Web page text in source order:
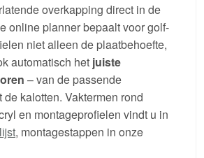
overkapping direct in de
online planner bepaalt voor golf-
niet alleen de plaatbehoefte,
automatisch het juiste
– van de passende
kalotten. Vaktermen rond
en montageprofielen vindt u in
, montagestappen in onze